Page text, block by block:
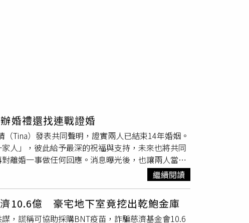
婚禮還找連戰證婚
Tina）發表共同聲明，證實兩人已結束14年婚姻。
人」，彼此給予最深的祝福與支持，未來也將共同
離婚一事做任何回應。消息曝光後，也讓兩人當年
，再度成為外界關注焦點。小刀與林文晴年紀相
。直到2012年被拍到一起欣賞美國流行天后Lady
集團董事長林伯實二女兒林文晴交往的消息。交往
回憶，小刀特地安排兩人前往馬來西亞一座小島
排出巨大愛心，並拼出「Tina I Love You」字樣，
繼續閱讀
10.6億 豪宅地下室竟挖出乾鮑金庫
，謊稱可協助採購BNT疫苗，詐騙慈濟基金會10.6